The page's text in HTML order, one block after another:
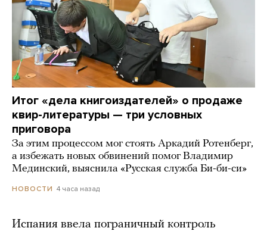
Итог «дела книгоиздателей» о продаже
квир-литературы — три условных
приговора
За этим процессом мог стоять Аркадий Ротенберг,
а избежать новых обвинений помог Владимир
Мединский, выяснила «Русская служба Би-би-си»
НОВОСТИ 4 часа назад
Испания ввела пограничный контроль